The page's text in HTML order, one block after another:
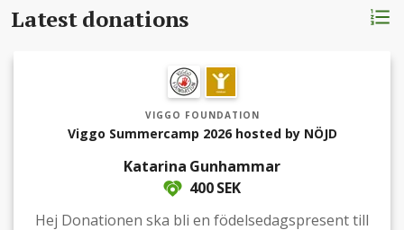
Latest donations
VIGGO FOUNDATION
Viggo Summercamp 2026 hosted by NÖJD
Katarina Gunhammar
400 SEK
Hej Donationen ska bli en födelsedagspresent till